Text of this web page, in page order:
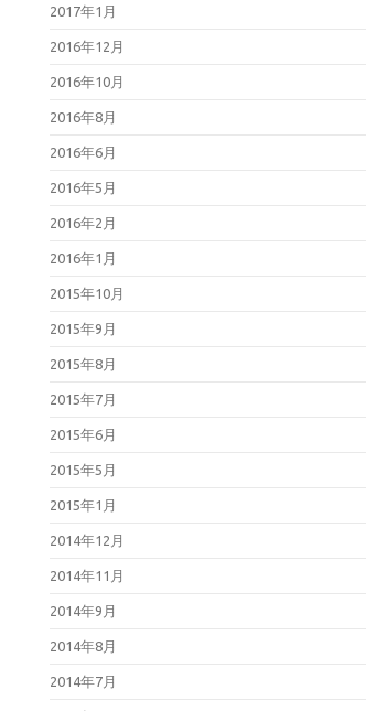
2017年1月
2016年12月
2016年10月
2016年8月
2016年6月
2016年5月
2016年2月
2016年1月
2015年10月
2015年9月
2015年8月
2015年7月
2015年6月
2015年5月
2015年1月
2014年12月
2014年11月
2014年9月
2014年8月
2014年7月